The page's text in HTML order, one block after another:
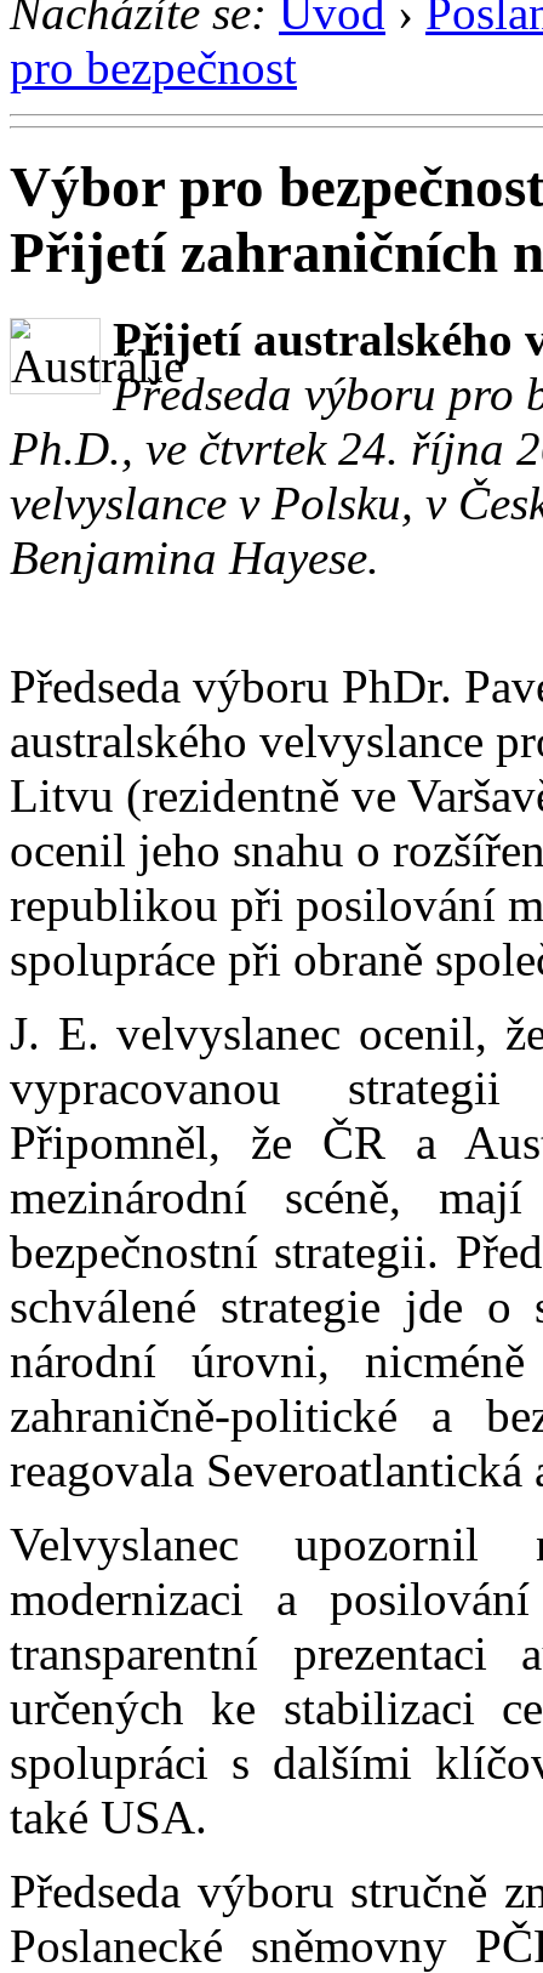
Nacházíte se: Úvod ›
pro bezpečnost
Výbor pro
Přijetí zahraničních
Přijetí australského
Předseda výboru pro
Ph.D., ve čtvrtek 24. října
velvyslance v Polsku, v
Benjamina Hayese.
Předseda výboru PhDr.
australského velvyslance
Litvu (rezidentně ve
ocenil jeho snahu o
republikou při posilování
spolupráce při obraně
J. E. velvyslanec ocenil,
vypracovanou
Připomněl, že ČR a
mezinárodní scéně,
bezpečnostní strategii.
schválené strategie jde o
národní úrovni,
zahraničně-politické a
reagovala
Velvyslanec
modernizaci a
transparentní prezentaci
určených ke stabilizaci
spolupráci s dalšími
také USA.
Předseda výboru stručně
Poslanecké sněmovny